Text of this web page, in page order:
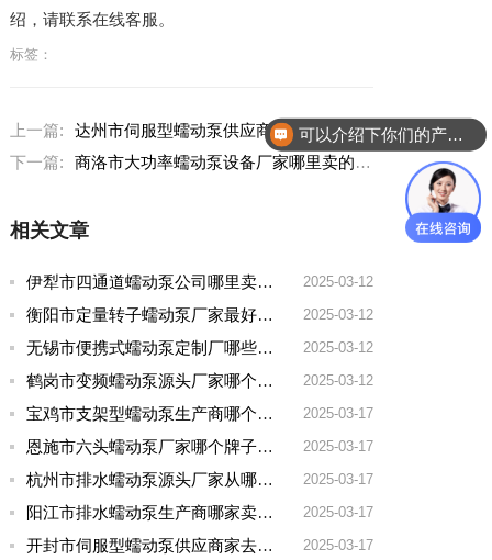
绍，请联系在线客服。
标签：
上一篇:
达州市伺服型蠕动泵供应商家哪家的好用
下一篇:
商洛市大功率蠕动泵设备厂家哪里卖的好点
相关文章
2025-03-12
伊犁市四通道蠕动泵公司哪里卖的多一点啊
2025-03-12
衡阳市定量转子蠕动泵厂家最好的品牌有哪些
2025-03-12
无锡市便携式蠕动泵定制厂哪些牌子好一点
2025-03-12
鹤岗市变频蠕动泵源头厂家哪个品牌好一点
2025-03-17
宝鸡市支架型蠕动泵生产商哪个厂家好用点呢
2025-03-17
恩施市六头蠕动泵厂家哪个牌子好用
2025-03-17
杭州市排水蠕动泵源头厂家从哪家拿货质量好
2025-03-17
阳江市排水蠕动泵生产商哪家卖的好
2025-03-17
开封市伺服型蠕动泵供应商家去哪家买好点实惠
可以介绍下你们的产品么？
你们是怎么收费的呢？